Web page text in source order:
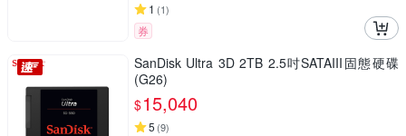
1 (1)
券
SanDisk Ultra 3D 2TB 2.5吋SATAIII固態硬碟
(G26)
$15,040
5 (9)